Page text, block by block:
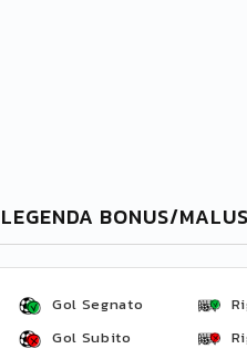
LEGENDA BONUS/MALUS
Gol Segnato
Gol Subito